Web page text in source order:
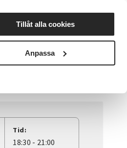
Tillåt alla cookies
Anpassa
Nyheter Avdelningar
Tid:
18:30 - 21:00